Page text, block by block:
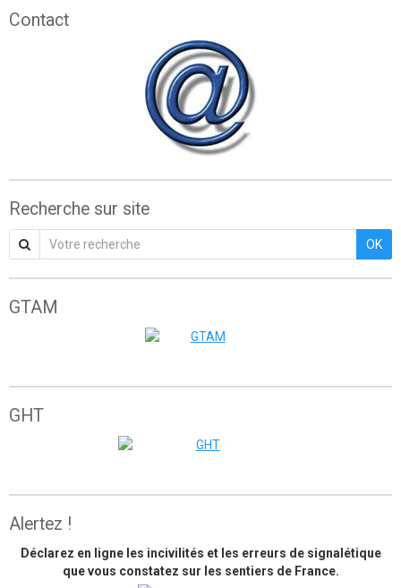
Contact
Recherche sur site
OK
GTAM
GHT
Alertez !
Déclarez en ligne les incivilités et les erreurs de signalétique
que vous constatez sur les sentiers de France.